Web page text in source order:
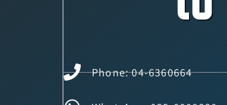
Phone: 04-6360664